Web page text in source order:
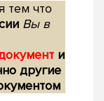
тем что
Вы в
и
другие